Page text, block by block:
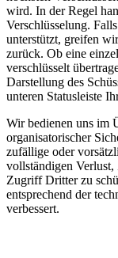
wird. In der Regel
Verschlüsselung.
unterstützt, greifen
zurück. Ob eine
verschlüsselt
Darstellung des
unteren Statusleiste
Wir bedienen uns im
organisatorischer
zufällige oder
vollständigen Verlust,
Zugriff Dritter zu
entsprechend der
verbessert.